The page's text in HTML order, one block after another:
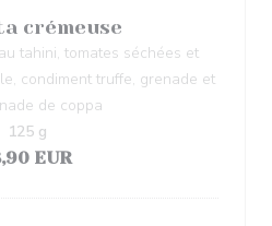
crémeuse
tahini, tomates séchées et
condiment truffe, grenade et
de coppa
EUR
125 g